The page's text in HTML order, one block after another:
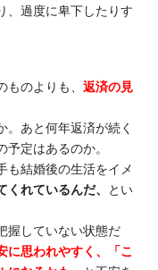
、過度に卑下したりす
のよりも、 返済の見
あと何年返済が続く
定はあるのか。
も結婚後の生活をイメ
くれているんだ、 とい
握していない状態だ
に思われやすく、「こ